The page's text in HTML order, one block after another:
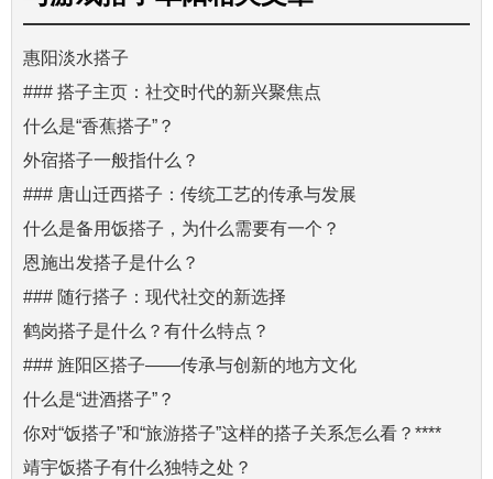
惠阳淡水搭子
### 搭子主页：社交时代的新兴聚焦点
什么是“香蕉搭子”？
外宿搭子一般指什么？
### 唐山迁西搭子：传统工艺的传承与发展
什么是备用饭搭子，为什么需要有一个？
恩施出发搭子是什么？
### 随行搭子：现代社交的新选择
鹤岗搭子是什么？有什么特点？
### 旌阳区搭子——传承与创新的地方文化
什么是“进酒搭子”？
你对“饭搭子”和“旅游搭子”这样的搭子关系怎么看？****
靖宇饭搭子有什么独特之处？